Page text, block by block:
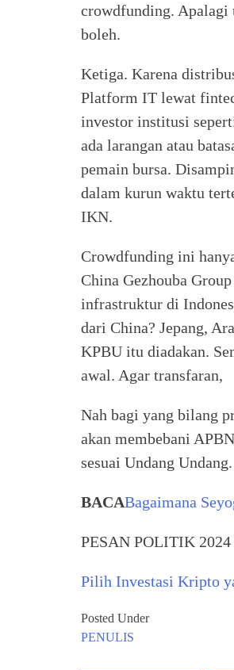
crowdfunding. Apalagi
boleh.
Ketiga. Karena
Platform IT lewat
investor institusi
ada larangan atau
pemain bursa.
dalam kurun waktu
IKN.
Crowdfunding ini
China Gezhouba
infrastruktur di
dari China? Jepang,
KPBU itu diadakan.
awal. Agar transfaran,
Nah bagi yang bilang
akan membebani
sesuai Undang Undang.
BACABagaimana
PESAN POLITIK 2024
Pilih Investasi Kripto
Posted Under
PENULIS